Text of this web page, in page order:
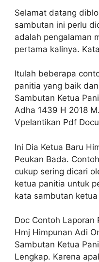
Selamat datang
sambutan ini perlu
adalah pengalaman
pertama kalinya.
Itulah beberapa
panitia yang baik
Sambutan Ketua
Adha 1439 H 2018
Vpelantikan Pdf
Ini Dia Ketua Baru
Peukan Bada.
cukup sering dicari
ketua panitia untuk
kata sambutan
Doc Contoh
Hmj Himpunan Adi
Sambutan Ketua
Lengkap. Karena